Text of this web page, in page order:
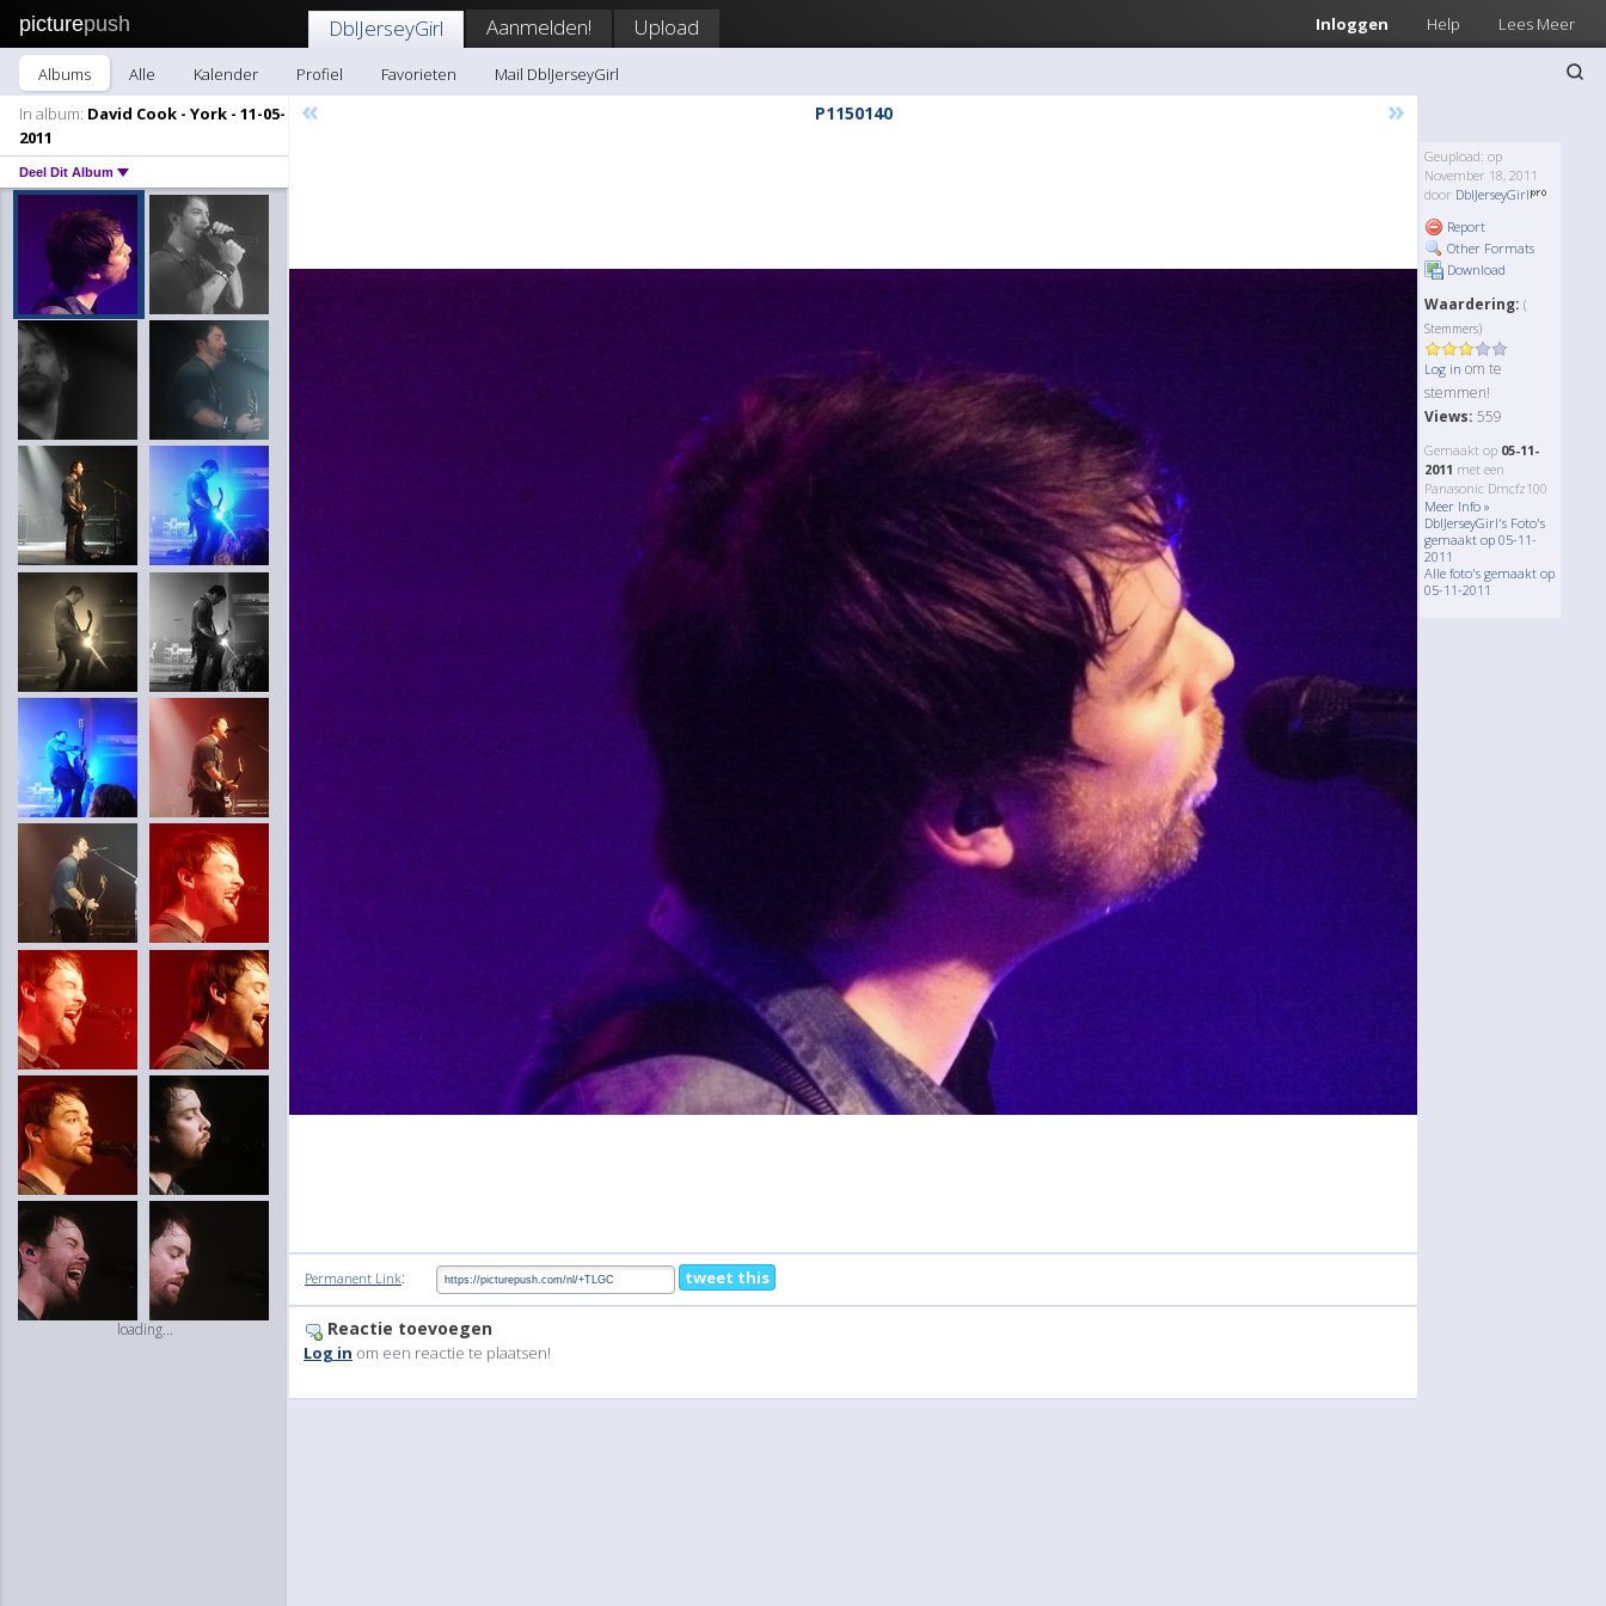
picturepush Inloggen Help Lees Meer
DblJerseyGirl Aanmelden! Upload
Albums Alle Kalender Profiel Favorieten
Mail DblJerseyGirl
In album: David Cook - York - 11-05-
2011
Deel Dit Album
loading...
« P1150140 »
Geupload: op
November 18, 2011
door DblJerseyGirl
Report
Other Formats
Download
Waardering: (
Stemmers)
Log in om te
stemmen!
Views: 559
Gemaakt op 05-11-
2011 met een
Panasonic Dmcfz100
Meer Info »
DblJerseyGirl's Foto's
gemaakt op 05-11-
2011
Alle foto's gemaakt op
05-11-2011
Permanent Link: tweet this
Reactie toevoegen
Log in om een reactie te plaatsen!